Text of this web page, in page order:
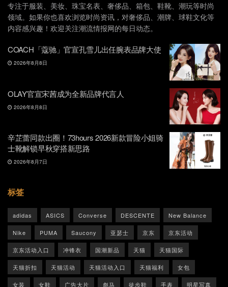
专注于服装、美妆、珠宝名表、奢侈品、箱包、鞋靴、潮玩等时尚
领域。如果你也喜欢浏览时尚资讯，对奢侈品、潮牌、球鞋文化等
内容感兴趣！欢迎关注潮流情报网的每日动态。
COACH「蔻驰」官宣孔雪儿出任腕表品牌大使
2026年8月8日
OLAY官宣宋茜成为全新品牌代言人
2026年8月8日
辛芷蕾同款出圈！73hours 2026新款冒险小姐骑
士靴解锁早秋穿搭新思路
2026年8月7日
标签
adidas ASICS Converse DESCENTE New Balance
Nike PUMA Saucony 亚瑟士 京东 京东活动
京东活动入口 冲锋衣 国潮新品 天猫 天猫国际
天猫折扣 天猫活动 天猫活动入口 天猫福利 女包
女装 女鞋 广告大片 彪马 徒步鞋 手表 明星写真